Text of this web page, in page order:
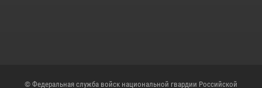
© Федеральная служба войск национальной гвардии Российской